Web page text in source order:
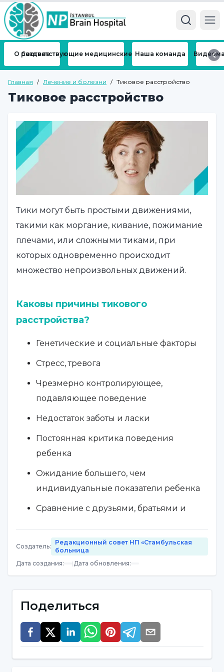
О разделе
Соответствующие медицинские отделения
Наша команда
Главная / Лечение и болезни / Тиковое расстройство
Тиковое расстройство
Тики могут быть простыми движениями,
такими как моргание, кивание, пожимание
плечами, или сложными тиками, при
которых одновременно происходит
множество непроизвольных движений.
Каковы причины тикового
расстройства?
Генетические и социальные факторы
Стресс, тревога
Чрезмерно контролирующее,
подавляющее поведение
Недостаток заботы и ласки
Постоянная критика поведения
ребенка
Ожидание большего, чем
индивидуальные показатели ребенка
Сравнение с друзьями, братьями и
Семейные вопросы и проблемы
Тревожная, небезопасная обстановка
Семья ребенка постоянно привлекает
Как должны вести себя семьи при
Создатель:
Редакционный совет НП «Стамбульская
больница
Дата создания: |Дата обновления:
Поделиться